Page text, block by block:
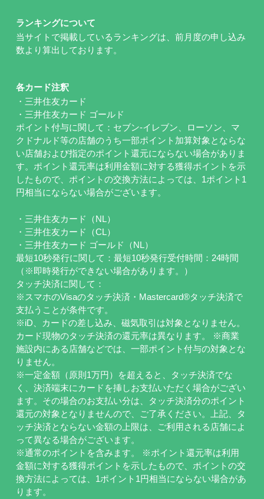
ランキングについて
当サイトで掲載しているランキングは、前月度の申し込み
数より算出しております。
各カード注釈
・三井住友カード
・三井住友カード ゴールド
ポイント付与に関して：セブン-イレブン、ローソン、マ
クドナルド等の店舗のうち一部ポイント加算対象とならな
い店舗および指定のポイント還元にならない場合がありま
す。ポイント還元率は利用金額に対する獲得ポイントを示
したもので、ポイントの交換方法によっては、1ポイント1
円相当にならない場合がございます。
・三井住友カード（NL）
・三井住友カード（CL）
・三井住友カード ゴールド（NL）
最短10秒発行に関して：最短10秒発行受付時間：24時間
（※即時発行ができない場合があります。）
タッチ決済に関して：
※スマホのVisaのタッチ決済・Mastercard®タッチ決済で
支払うことが条件です。
※iD、カードの差し込み、磁気取引は対象となりません。
カード現物のタッチ決済の還元率は異なります。 ※商業
施設内にある店舗などでは、一部ポイント付与の対象とな
りません。
※一定金額（原則1万円）を超えると、タッチ決済でな
く、決済端末にカードを挿しお支払いただく場合がござい
ます。その場合のお支払い分は、タッチ決済分のポイント
還元の対象となりませんので、ご了承ください。上記、タ
ッチ決済とならない金額の上限は、ご利用される店舗によ
って異なる場合がございます。
※通常のポイントを含みます。 ※ポイント還元率は利用
金額に対する獲得ポイントを示したもので、ポイントの交
換方法によっては、1ポイント1円相当にならない場合があ
ります。